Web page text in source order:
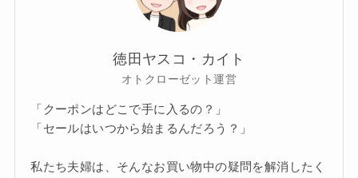
徳田ヤスコ・カイト
オトクローゼット運営
「クーポンはどこで手に入るの？」
「セールはいつから始まるんだろう？」
私たち夫婦は、そんなお買い物中の疑問を解消したく